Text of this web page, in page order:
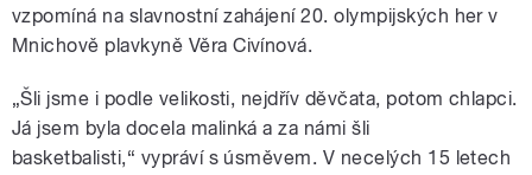
vzpomíná na slavnostní zahájení 20. olympijských her v
Mnichově plavkyně Věra Civínová.
„Šli jsme i podle velikosti, nejdřív děvčata, potom chlapci.
Já jsem byla docela malinká a za námi šli
basketbalisti,“ vypráví s úsměvem. V necelých 15 letech